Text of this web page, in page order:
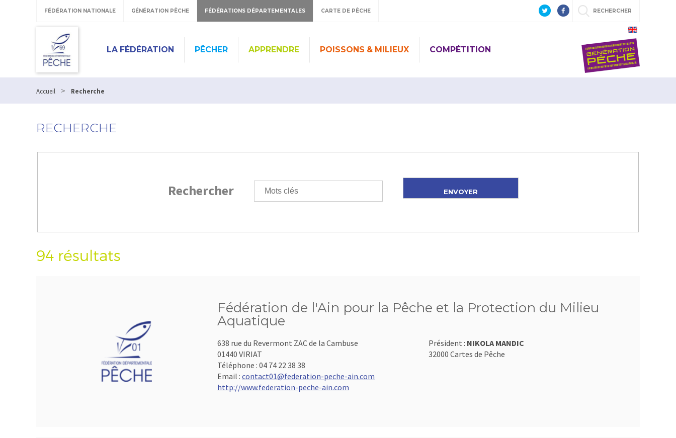
FÉDÉRATION NATIONALE GÉNÉRATION PÊCHE FÉDÉRATIONS DÉPARTEMENTALES CARTE DE PÊCHE RECHERCHER
LA FÉDÉRATION PÊCHER APPRENDRE POISSONS & MILIEUX COMPÉTITION
Accueil > Recherche
RECHERCHE
Rechercher
94 résultats
Fédération de l'Ain pour la Pêche et la Protection du Milieu
Aquatique
638 rue du Revermont ZAC de la Cambuse
01440 VIRIAT
Téléphone : 04 74 22 38 38
Email : contact01@federation-peche-ain.com
http://www.federation-peche-ain.com
Président : NIKOLA MANDIC
32000 Cartes de Pêche